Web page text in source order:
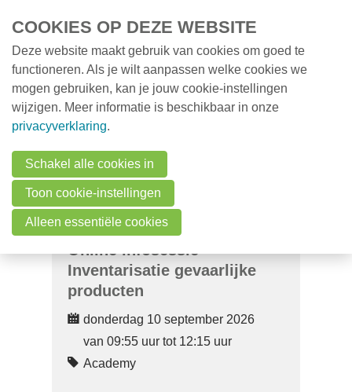
MENU
Online infosessie
Inventarisatie gevaarlijke
producten
donderdag 10 september 2026
van 09:55 uur tot 12:15 uur
Academy
Milieunieuws
Vacatures
COOKIES OP DEZE WEBSITE
Deze website maakt gebruik van cookies om goed te
functioneren. Als je wilt aanpassen welke cookies we
mogen gebruiken, kan je jouw cookie-instellingen
wijzigen. Meer informatie is beschikbaar in onze
privacyverklaring.
Schakel alle cookies in
Toon cookie-instellingen
Alleen essentiële cookies